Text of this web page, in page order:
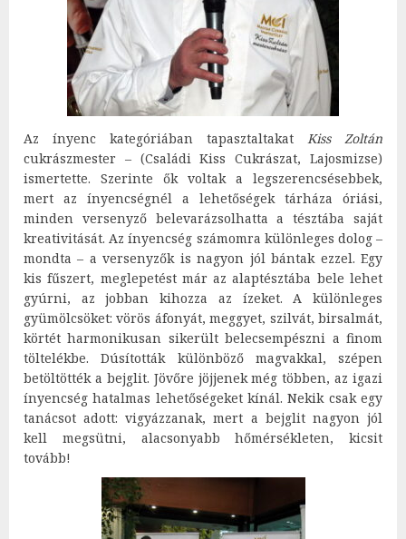
Az ínyenc kategóriában tapasztaltakat
Kiss Zoltán
cukrászmester – (Családi Kiss Cukrászat, Lajosmizse)
ismertette. Szerinte ők voltak a legszerencsésebbek,
mert az ínyencségnél a lehetőségek tárháza óriási,
minden versenyző belevarázsolhatta a tésztába saját
kreativitását. Az ínyencség számomra különleges dolog –
mondta – a versenyzők is nagyon jól bántak ezzel. Egy
kis fűszert, meglepetést már az alaptésztába bele lehet
gyúrni, az jobban kihozza az ízeket. A különleges
gyümölcsöket: vörös áfonyát, meggyet, szilvát, birsalmát,
körtét harmonikusan sikerült belecsempészni a finom
töltelékbe. Dúsították különböző magvakkal, szépen
betöltötték a bejglit. Jövőre jöjjenek még többen, az igazi
ínyencség hatalmas lehetőségeket kínál. Nekik csak egy
tanácsot adott: vigyázzanak, mert a bejglit nagyon jól
kell megsütni, alacsonyabb hőmérsékleten, kicsit
tovább!